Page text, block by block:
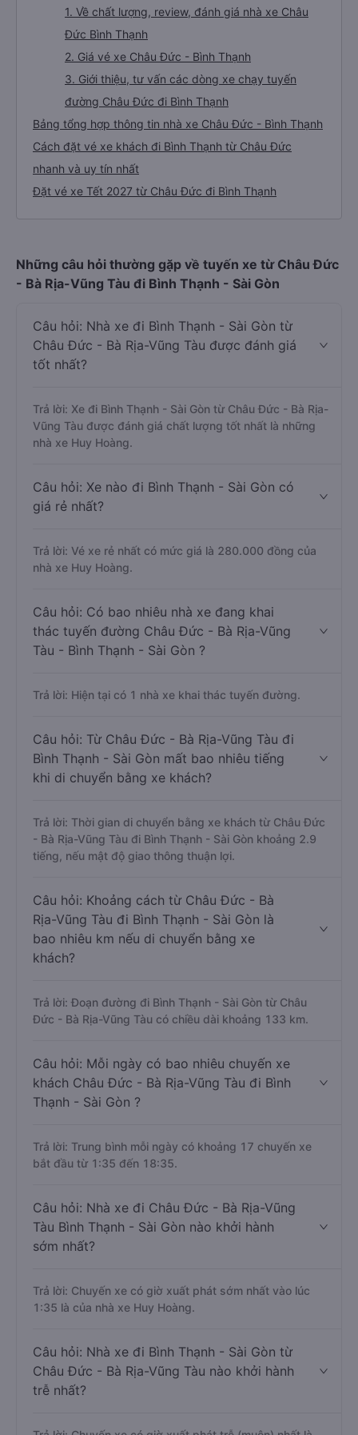
1. Về chất lượng, review, đánh giá nhà xe Châu
Đức Bình Thạnh
2. Giá vé xe Châu Đức - Bình Thạnh
3. Giới thiệu, tư vấn các dòng xe chạy tuyến
đường Châu Đức đi Bình Thạnh
Bảng tổng hợp thông tin nhà xe Châu Đức - Bình Thạnh
Cách đặt vé xe khách đi Bình Thạnh từ Châu Đức
nhanh và uy tín nhất
Đặt vé xe Tết 2027 từ Châu Đức đi Bình Thạnh
Những câu hỏi thường gặp về tuyến xe từ Châu Đức
- Bà Rịa-Vũng Tàu đi Bình Thạnh - Sài Gòn
Câu hỏi: Nhà xe đi Bình Thạnh - Sài Gòn từ
Châu Đức - Bà Rịa-Vũng Tàu được đánh giá
tốt nhất?
Trả lời: Xe đi Bình Thạnh - Sài Gòn từ Châu Đức - Bà Rịa-
Vũng Tàu được đánh giá chất lượng tốt nhất là những
nhà xe Huy Hoàng.
Câu hỏi: Xe nào đi Bình Thạnh - Sài Gòn có
giá rẻ nhất?
Trả lời: Vé xe rẻ nhất có mức giá là 280.000 đồng của
nhà xe Huy Hoàng.
Câu hỏi: Có bao nhiêu nhà xe đang khai
thác tuyến đường Châu Đức - Bà Rịa-Vũng
Tàu - Bình Thạnh - Sài Gòn ?
Trả lời: Hiện tại có 1 nhà xe khai thác tuyến đường.
Câu hỏi: Từ Châu Đức - Bà Rịa-Vũng Tàu đi
Bình Thạnh - Sài Gòn mất bao nhiêu tiếng
khi di chuyển bằng xe khách?
Trả lời: Thời gian di chuyển bằng xe khách từ Châu Đức
- Bà Rịa-Vũng Tàu đi Bình Thạnh - Sài Gòn khoảng 2.9
tiếng, nếu mật độ giao thông thuận lợi.
Câu hỏi: Khoảng cách từ Châu Đức - Bà
Rịa-Vũng Tàu đi Bình Thạnh - Sài Gòn là
bao nhiêu km nếu di chuyển bằng xe
khách?
Trả lời: Đoạn đường đi Bình Thạnh - Sài Gòn từ Châu
Đức - Bà Rịa-Vũng Tàu có chiều dài khoảng 133 km.
Câu hỏi: Mỗi ngày có bao nhiêu chuyến xe
khách Châu Đức - Bà Rịa-Vũng Tàu đi Bình
Thạnh - Sài Gòn ?
Trả lời: Trung bình mỗi ngày có khoảng 17 chuyến xe
bắt đầu từ 1:35 đến 18:35.
Câu hỏi: Nhà xe đi Châu Đức - Bà Rịa-Vũng
Tàu Bình Thạnh - Sài Gòn nào khởi hành
sớm nhất?
Trả lời: Chuyến xe có giờ xuất phát sớm nhất vào lúc
1:35 là của nhà xe Huy Hoàng.
Câu hỏi: Nhà xe đi Bình Thạnh - Sài Gòn từ
Châu Đức - Bà Rịa-Vũng Tàu nào khởi hành
trễ nhất?